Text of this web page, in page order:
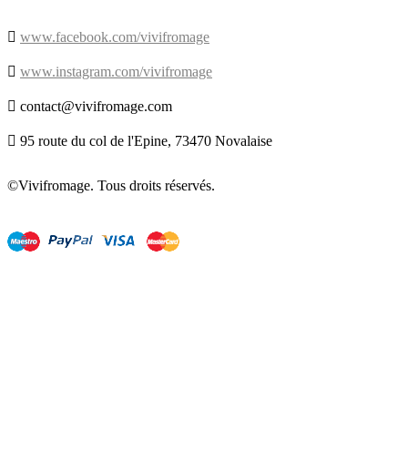
 www.facebook.com/vivifromage
 www.instagram.com/vivifromage
 contact@vivifromage.com
 95 route du col de l'Epine, 73470 Novalaise
©Vivifromage. Tous droits réservés.